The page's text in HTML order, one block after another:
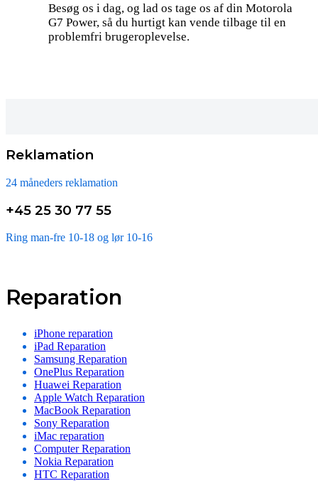
Besøg os i dag, og lad os tage os af din Motorola
G7 Power, så du hurtigt kan vende tilbage til en
problemfri brugeroplevelse.
Reklamation
24 måneders reklamation
+45 25 30 77 55
Ring man-fre 10-18 og lør 10-16
Reparation
iPhone reparation
iPad Reparation
Samsung Reparation
OnePlus Reparation
Huawei Reparation
Apple Watch Reparation
MacBook Reparation
Sony Reparation
iMac reparation
Computer Reparation
Nokia Reparation
HTC Reparation